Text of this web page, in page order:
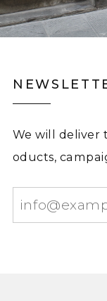
We will deliver
oducts,